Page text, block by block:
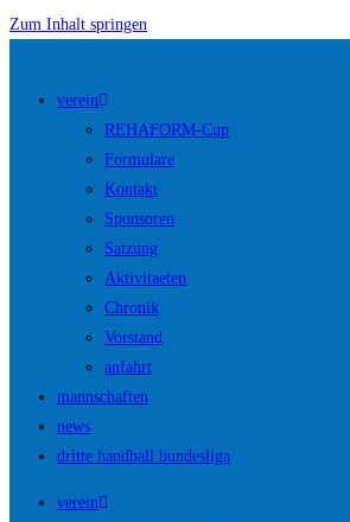
Zum Inhalt springen
verein
REHAFORM-Cup
Formulare
Kontakt
Sponsoren
Satzung
Aktivitaeten
Chronik
Vorstand
anfahrt
mannschaften
news
dritte handball bundesliga
verein